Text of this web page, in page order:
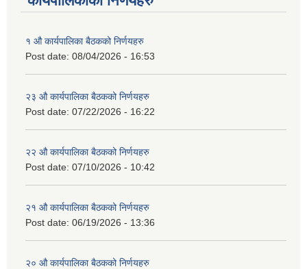
१ औ कार्यपालिका बैठकको निर्णयहरु
Post date: 08/04/2026 - 16:53
२३ औ कार्यपालिका बैठकको निर्णयहरु
Post date: 07/22/2026 - 16:22
२२ औ कार्यपालिका बैठकको निर्णयहरु
Post date: 07/10/2026 - 10:42
२१ औ कार्यपालिका बैठकको निर्णयहरु
Post date: 06/19/2026 - 13:36
२० औ कार्यपालिका बैठकको निर्णयहरु